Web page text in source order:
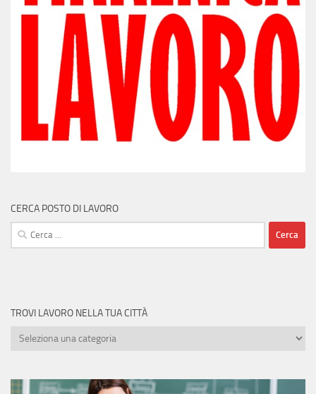
CERCA POSTO DI LAVORO
Ricerca
per:
TROVI LAVORO NELLA TUA CITTÀ
Trovi
tua